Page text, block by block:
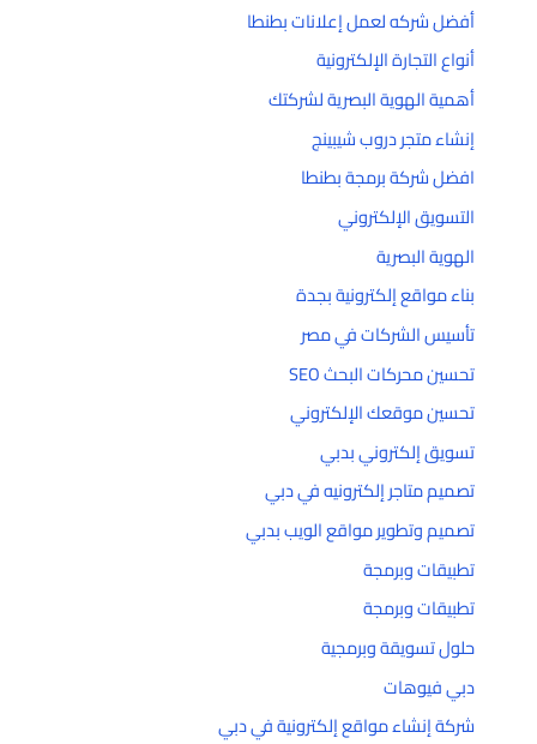
أفضل شركه لعمل إعلانات بطنطا
أنواع التجارة الإلكترونية
أهمية الهوية البصرية لشركتك
إنشاء متجر دروب شيبينج
افضل شركة برمجة بطنطا
التسويق الإلكتروني
الهوية البصرية
بناء مواقع إلكترونية بجدة
تأسيس الشركات في مصر
تحسين محركات البحث SEO
تحسين موقعك الإلكتروني
تسويق إلكتروني بدبي
تصميم متاجر إلكترونيه في دبي
تصميم وتطوير مواقع الويب بدبي
تطبيقات وبرمجة
تطبيقات وبرمجة
حلول تسويقة وبرمجية
دبي فيوهات
شركة إنشاء مواقع إلكترونية في دبي